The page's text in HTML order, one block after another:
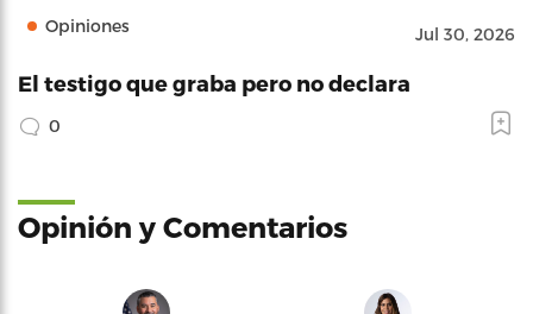
Opiniones Jul 30, 2026
El testigo que graba pero no declara
0
Opinión y Comentarios